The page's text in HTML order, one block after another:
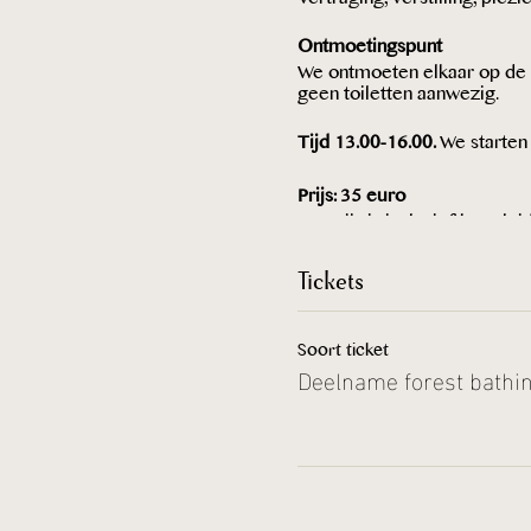
Ontmoetingspunt
We ontmoeten elkaar op
geen toiletten aanwezig.
Tijd 13.00-16.00.We
Prijs: 35 euro
De prijs is inclusief
geen speciale
natuurlijke elementen.
loop en sta je wel
- Voor deze wandeling
- Het is niet toegestaan om
Tickets
Soort ticket
Deelname forest